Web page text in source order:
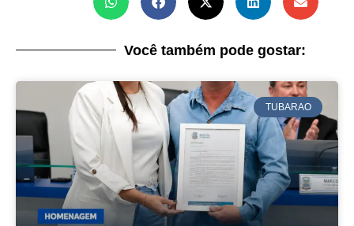
Você também pode gostar:
TUBARAO